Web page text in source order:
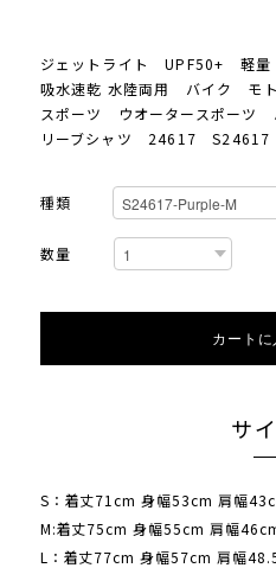
ジェットライト UPF50+ 軽
吸水速乾 水陸両用 バイク モ
スポーツ ウオータースポーツ
リーブシャツ 24617 S24617
種類
数量
カート
サ
S：着丈71cm 身幅53cm 肩幅
M:着丈75cm 身幅55cm 肩幅
L：着丈77cm 身幅57cm 肩幅